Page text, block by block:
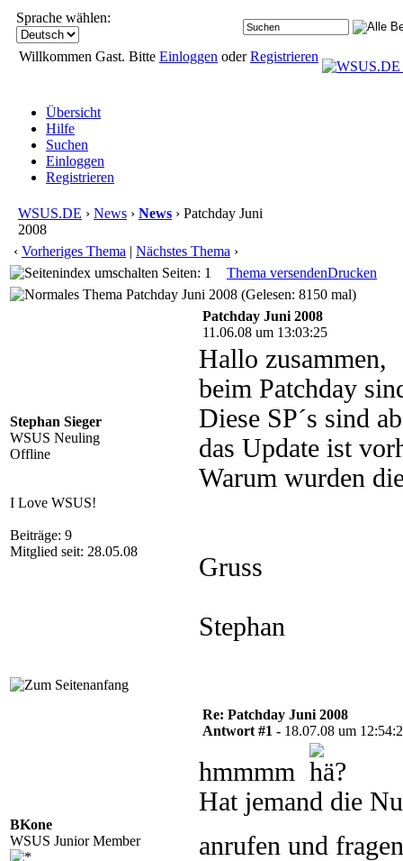
Sprache wählen:
Willkommen Gast. Bitte Einloggen oderRegistrieren
Übersicht
Hilfe
Suchen
Einloggen
Registrieren
WSUS.DE › News › News › Patchday Juni
2008
‹ Vorheriges Thema | Nächstes Thema ›
Seiten: 1
Thema versendenDrucken
Patchday Juni 2008 (Gelesen: 8150 mal)
Stephan Sieger
WSUS Neuling
Offline
I Love WSUS!
Beiträge: 9
Mitglied seit: 28.05.08
Patchday Juni 2008
11.06.08 um 13:03:25
Hallo zusammen,
beim Patchday
Diese SP´s sind
das Update ist
Warum wurden
Gruss
Stephan
BKone
WSUS Junior Member
Re: Patchday Juni 2008
Antwort #1 - 18.07.08 um
hmmmm
Hat jemand die
anrufen und